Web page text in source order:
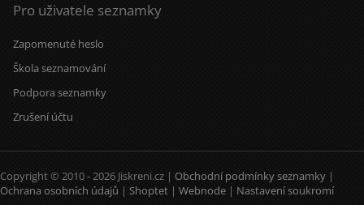
Pro uživatele seznamky
Zapomenuté heslo
Škola seznamování
Podpora seznamky
Zrušení účtu
Copyright © 2010 - 2026 Jiskreni.cz | Obchodní podmínky seznamky |
Ochrana osobních údajů | Shoptet | Webnode | Nastavení soukromí